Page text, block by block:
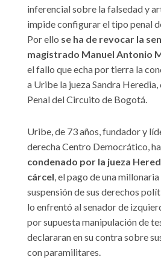
inferencial sobre la falsedad y
impide configurar el tipo penal
Por ello se ha de revocar la
magistrado Manuel Antonio
el fallo que echa por tierra la
a Uribe la jueza Sandra
Penal del Circuito de Bogotá.
Uribe, de 73 años, fundador y
derecha Centro Democrático,
condenado por la jueza
cárcel, el pago de una
suspensión de sus derechos
lo enfrentó al senador de
por supuesta manipulación de
declararan en su contra sobre
con paramilitares.